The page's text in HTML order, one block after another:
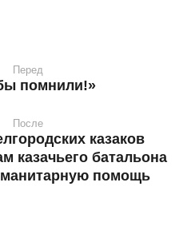
Перед
помнили!»
После
казаков
казачьего батальона
помощь